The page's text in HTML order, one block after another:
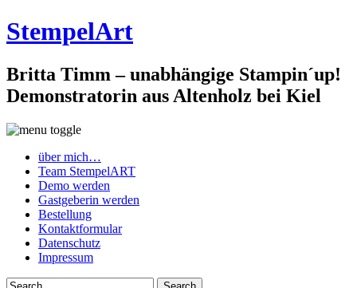
StempelArt
Britta Timm – unabhängige Stampin´up!
Demonstratorin aus Altenholz bei Kiel
über mich…
Team StempelART
Demo werden
Gastgeberin werden
Bestellung
Kontaktformular
Datenschutz
Impressum